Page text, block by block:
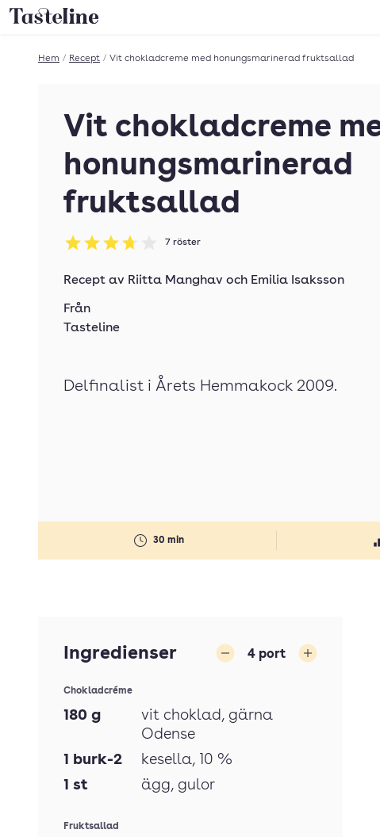
Till Tastelines startsida
Hem / Recept / Vit chokladcreme med honungsmarinerad fruktsallad
Vit chokladcreme
honungsmarinerad
fruktsallad
Betyg: 3.71 av 5
7 röster
30 min
Recept av Riitta Manghav och Emilia Isaksson
Från
Tasteline
Delfinalist i Årets Hemmakock 2009.
Ingredienser 4 port
Chokladcréme
180 g vit choklad, gärna
Odense
1 burk-2 kesella, 10 %
1 st ägg, gulor
Fruktsallad